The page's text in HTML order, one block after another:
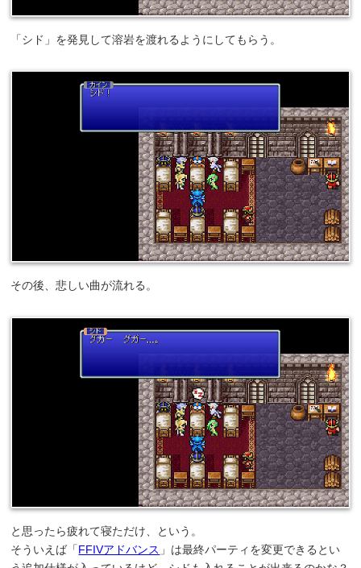
「シド」を発見して溶岩を渡れるようにしてもらう。
その後、悲しい曲が流れる。
と思ったら疲れて寝ただけ、という。
そういえば「FFIVアドバンス 」は最終パーティを変更できるとい